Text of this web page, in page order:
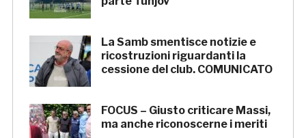
La Samb smentisce notizie e
ricostruzioni riguardanti la
cessione del club. COMUNICATO
FOCUS – Giusto criticare Massi,
ma anche riconoscerne i meriti